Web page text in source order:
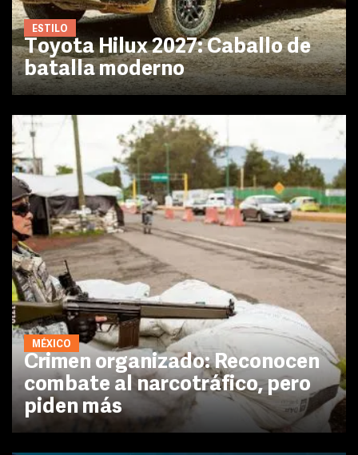
ESTILO
Toyota Hilux 2027: Caballo de
batalla moderno
MÉXICO
Crimen organizado: Reconocen
combate al narcotráfico, pero
piden más